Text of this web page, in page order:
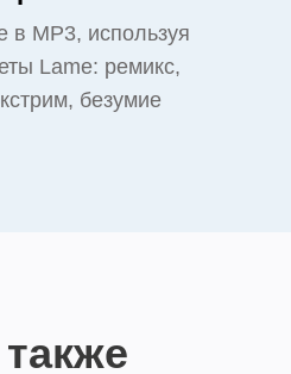
в MP3, используя
Lame: ремикс,
безумие